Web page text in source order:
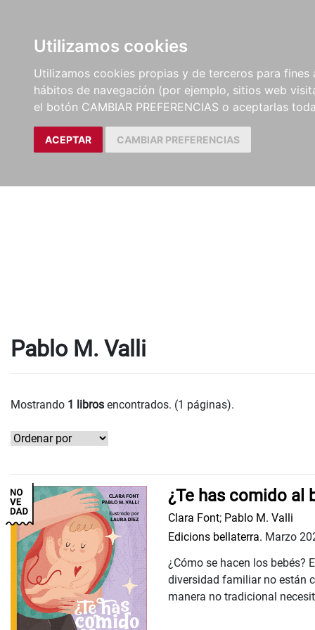
Utilizamos cookies
Utilizamos cookies propias y de terceros para
hábitos de navegación (por ejemplo, sitios web
el botón CAMBIAR PREFERENCIAS o aceptarlas
ACEPTAR CAMBIAR PREFERENCIAS
Pablo M. Valli
Mostrando 1 libros encontrados. (1 páginas).
¿Te has comido al
Clara Font; Pablo M. Valli
Edicions bellaterra. Marzo
¿Cómo se hacen los bebés?
diversidad familiar no están
manera no tradicional